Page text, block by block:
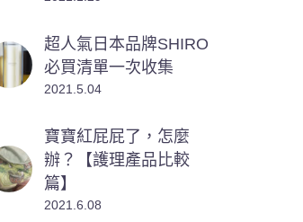
超人氣日本品牌SHIRO
必買清單一次收集
2021.5.04
寶寶紅屁屁了，怎麼
辦？【護理產品比較
篇】
2021.6.08